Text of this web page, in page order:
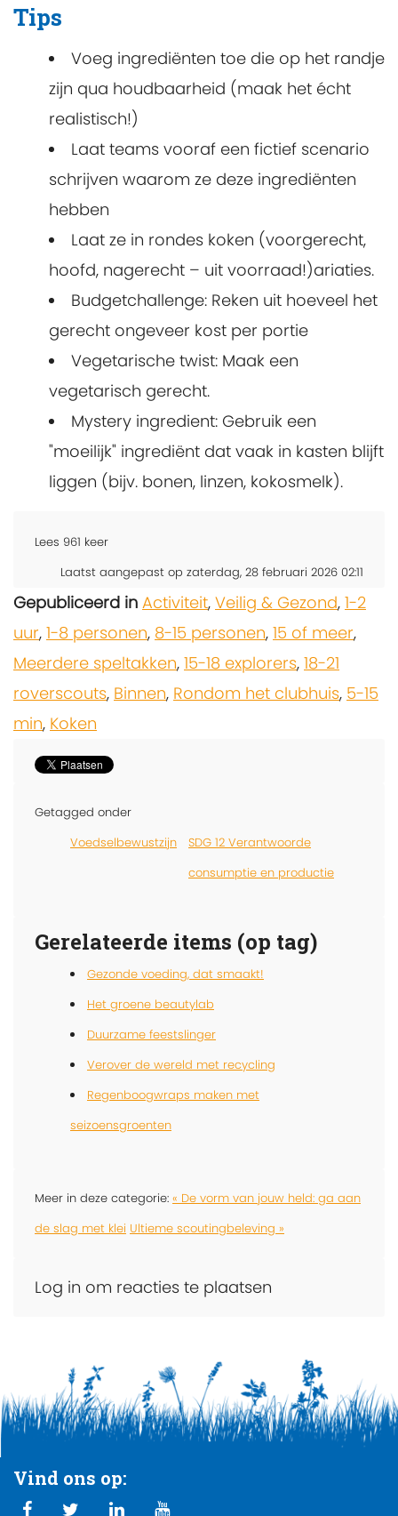
Tips
Voeg ingrediënten toe die op het randje
zijn qua houdbaarheid (maak het écht
realistisch!)
Laat teams vooraf een fictief scenario
schrijven waarom ze deze ingrediënten
hebben
Laat ze in rondes koken (voorgerecht,
hoofd, nagerecht – uit voorraad!)ariaties.
Budgetchallenge: Reken uit hoeveel het
gerecht ongeveer kost per portie
Vegetarische twist: Maak een
vegetarisch gerecht.
Mystery ingredient: Gebruik een
"moeilijk" ingrediënt dat vaak in kasten blijft
liggen (bijv. bonen, linzen, kokosmelk).
Lees 961 keer
Laatst aangepast op zaterdag, 28 februari 2026 02:11
Gepubliceerd in Activiteit, Veilig & Gezond, 1-2
uur, 1-8 personen, 8-15 personen, 15 of meer,
Meerdere speltakken, 15-18 explorers, 18-21
roverscouts, Binnen, Rondom het clubhuis, 5-15
min, Koken
Getagged onder
Voedselbewustzijn
SDG 12 Verantwoorde
consumptie en productie
Gerelateerde items (op tag)
Gezonde voeding, dat smaakt!
Het groene beautylab
Duurzame feestslinger
Verover de wereld met recycling
Regenboogwraps maken met
seizoensgroenten
Meer in deze categorie: « De vorm van jouw held: ga aan
de slag met klei Ultieme scoutingbeleving »
Log in om reacties te plaatsen
Vind ons op: